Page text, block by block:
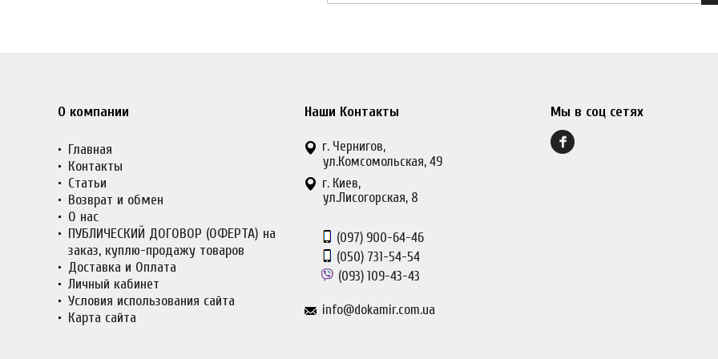
О компании
Главная
Контакты
Статьи
Возврат и обмен
О нас
ПУБЛИЧЕСКИЙ ДОГОВОР (ОФЕРТА) на
заказ, куплю-продажу товаров
Доставка и Оплата
Личный кабинет
Условия использования сайта
Карта сайта
Наши Контакты
г. Чернигов,
ул.Комсомольская, 49
г. Киев,
ул.Лисогорская, 8
(097)900-64-46
(050)731-54-54
(093)109-43-43
info@dokamir.com.ua
Мы в соц сетях